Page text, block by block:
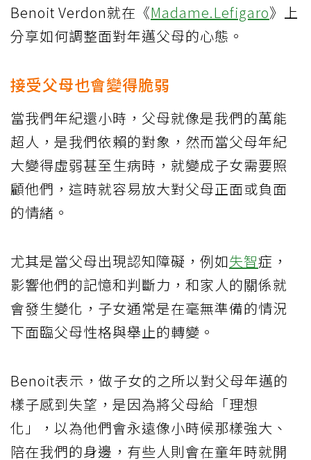
Benoit Verdon就在《Madame.Lefigaro》上
分享如何調整面對年邁父母的心態。
接受父母也會變得脆弱
當我們年紀還小時，父母就像是我們的萬能
超人，是我們依賴的對象，然而當父母年紀
大變得虛弱甚至生病時，就變成子女需要照
顧他們，這時就容易放大對父母正面或負面
的情緒。
尤其是當父母出現認知障礙，例如失智症，
影響他們的記憶和判斷力，和家人的關係就
會發生變化，子女通常是在毫無準備的情況
下面臨父母性格與舉止的轉變。
Benoit表示，做子女的之所以對父母年邁的
樣子感到失望，是因為將父母給「理想
化」，以為他們會永遠像小時候那樣強大、
陪在我們的身邊，有些人則會在童年時就開